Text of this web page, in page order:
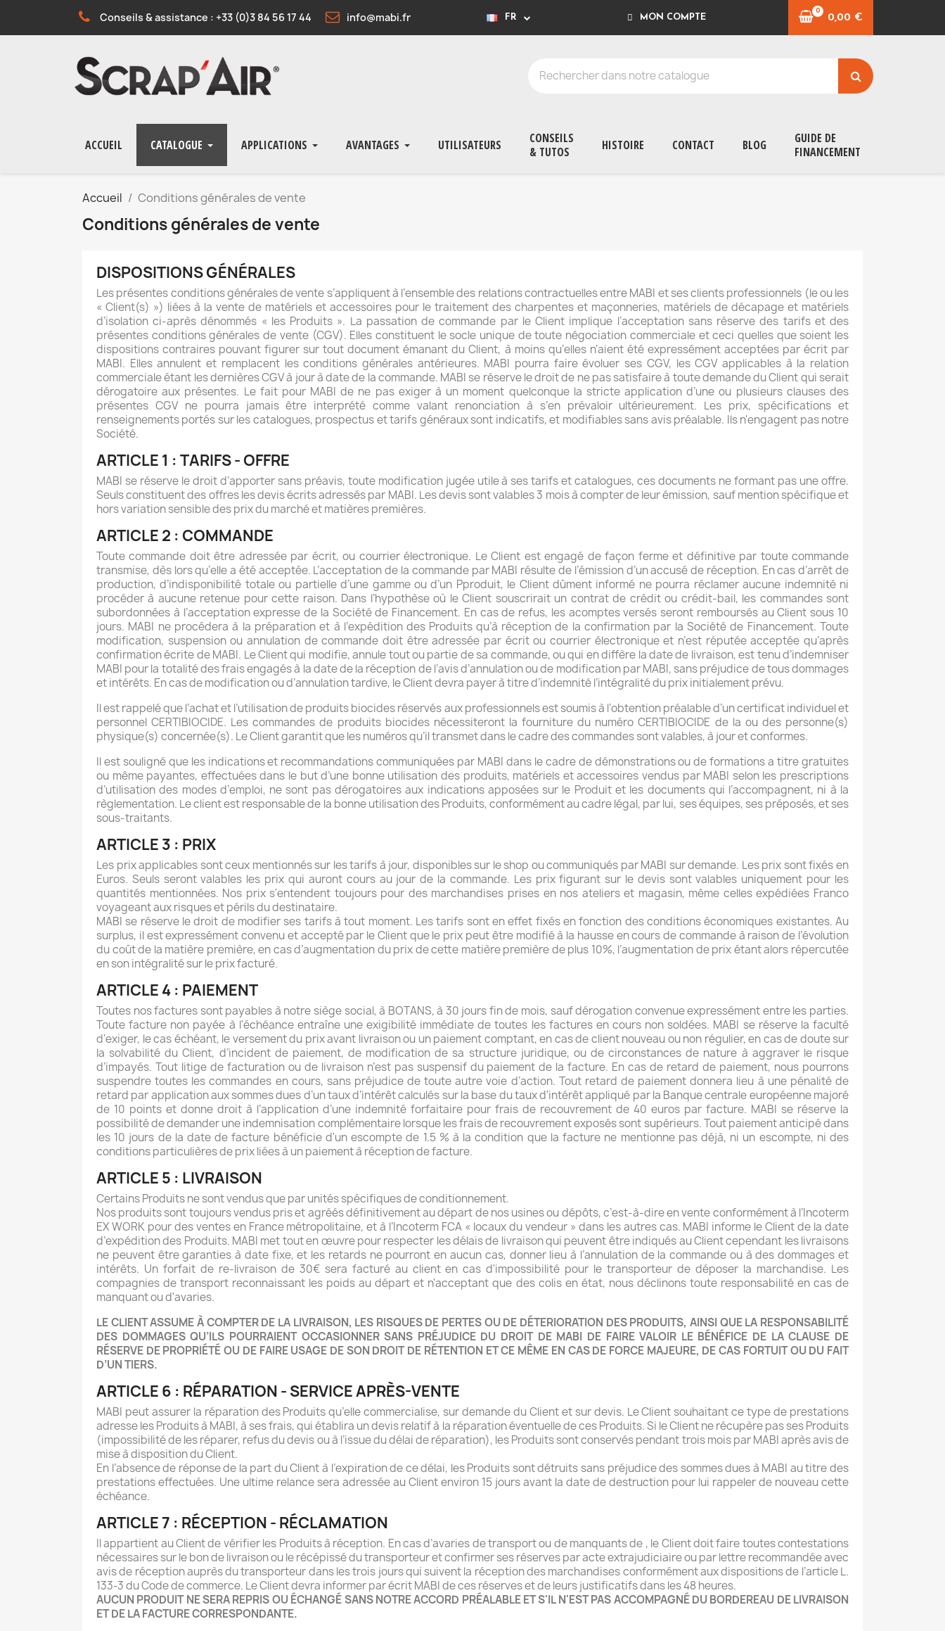
Conseils & assistance : +33 (0)3 84 56 17 44 info@mabi.fr FR MON COMPTE 0,00 €
ACCUEIL CATALOGUE APPLICATIONS AVANTAGES UTILISATEURS
CONSEILS
& TUTOS
HISTOIRE CONTACT BLOG
GUIDE DE
FINANCEMENT
Accueil Conditions générales de vente
Conditions générales de vente
DISPOSITIONS GÉNÉRALES
Les présentes conditions générales de vente s’appliquent à l’ensemble des relations contractuelles entre MABI et ses clients professionnels (le ou les
« Client(s) ») liées à la vente de matériels et accessoires pour le traitement des charpentes et maçonneries, matériels de décapage et matériels
d’isolation ci-après dénommés « les Produits ». La passation de commande par le Client implique l’acceptation sans réserve des tarifs et des
présentes conditions générales de vente (CGV). Elles constituent le socle unique de toute négociation commerciale et ceci quelles que soient les
dispositions contraires pouvant figurer sur tout document émanant du Client, à moins qu’elles n’aient été expressément acceptées par écrit par
MABI. Elles annulent et remplacent les conditions générales antérieures. MABI pourra faire évoluer ses CGV, les CGV applicables à la relation
commerciale étant les dernières CGV à jour à date de la commande. MABI se réserve le droit de ne pas satisfaire à toute demande du Client qui serait
dérogatoire aux présentes. Le fait pour MABI de ne pas exiger à un moment quelconque la stricte application d’une ou plusieurs clauses des
présentes CGV ne pourra jamais être interprété comme valant renonciation à s’en prévaloir ultérieurement. Les prix, spécifications et
renseignements portés sur les catalogues, prospectus et tarifs généraux sont indicatifs, et modifiables sans avis préalable. Ils n'engagent pas notre
Société.
ARTICLE 1 : TARIFS - OFFRE
MABI se réserve le droit d’apporter sans préavis, toute modification jugée utile à ses tarifs et catalogues, ces documents ne formant pas une offre.
Seuls constituent des offres les devis écrits adressés par MABI. Les devis sont valables 3 mois à compter de leur émission, sauf mention spécifique et
hors variation sensible des prix du marché et matières premières.
ARTICLE 2 : COMMANDE
Toute commande doit être adressée par écrit, ou courrier électronique. Le Client est engagé de façon ferme et définitive par toute commande
transmise, dès lors qu’elle a été acceptée. L’acceptation de la commande par MABI résulte de l’émission d’un accusé de réception. En cas d’arrêt de
production, d’indisponibilité totale ou partielle d’une gamme ou d’un Pproduit, le Client dûment informé ne pourra réclamer aucune indemnité ni
procéder à aucune retenue pour cette raison. Dans l’hypothèse où le Client souscrirait un contrat de crédit ou crédit-bail, les commandes sont
subordonnées à l’acceptation expresse de la Société de Financement. En cas de refus, les acomptes versés seront remboursés au Client sous 10
jours. MABI ne procédera à la préparation et à l’expédition des Produits qu’à réception de la confirmation par la Société de Financement. Toute
modification, suspension ou annulation de commande doit être adressée par écrit ou courrier électronique et n’est réputée acceptée qu’après
confirmation écrite de MABI. Le Client qui modifie, annule tout ou partie de sa commande, ou qui en diffère la date de livraison, est tenu d’indemniser
MABI pour la totalité des frais engagés à la date de la réception de l’avis d’annulation ou de modification par MABI, sans préjudice de tous dommages
et intérêts. En cas de modification ou d’annulation tardive, le Client devra payer à titre d’indemnité l’intégralité du prix initialement prévu.
Il est rappelé que l’achat et l’utilisation de produits biocides réservés aux professionnels est soumis à l’obtention préalable d’un certificat individuel et
personnel CERTIBIOCIDE. Les commandes de produits biocides nécessiteront la fourniture du numéro CERTIBIOCIDE de la ou des personne(s)
physique(s) concernée(s). Le Client garantit que les numéros qu’il transmet dans le cadre des commandes sont valables, à jour et conformes.
Il est souligné que les indications et recommandations communiquées par MABI dans le cadre de démonstrations ou de formations a titre gratuites
ou même payantes, effectuées dans le but d’une bonne utilisation des produits, matériels et accessoires vendus par MABI selon les prescriptions
d’utilisation des modes d’emploi, ne sont pas dérogatoires aux indications apposées sur le Produit et les documents qui l’accompagnent, ni à la
règlementation. Le client est responsable de la bonne utilisation des Produits, conformément au cadre légal, par lui, ses équipes, ses préposés, et ses
sous-traitants.
ARTICLE 3 : PRIX
Les prix applicables sont ceux mentionnés sur les tarifs à jour, disponibles sur le shop ou communiqués par MABI sur demande. Les prix sont fixés en
Euros. Seuls seront valables les prix qui auront cours au jour de la commande. Les prix figurant sur le devis sont valables uniquement pour les
quantités mentionnées. Nos prix s'entendent toujours pour des marchandises prises en nos ateliers et magasin, même celles expédiées Franco
voyageant aux risques et périls du destinataire.
MABI se réserve le droit de modifier ses tarifs à tout moment. Les tarifs sont en effet fixés en fonction des conditions économiques existantes. Au
surplus, il est expressément convenu et accepté par le Client que le prix peut être modifié à la hausse en cours de commande à raison de l’évolution
du coût de la matière première, en cas d’augmentation du prix de cette matière première de plus 10%, l’augmentation de prix étant alors répercutée
en son intégralité sur le prix facturé.
ARTICLE 4 : PAIEMENT
Toutes nos factures sont payables à notre siège social, à BOTANS, à 30 jours fin de mois, sauf dérogation convenue expressément entre les parties.
Toute facture non payée à l'échéance entraîne une exigibilité immédiate de toutes les factures en cours non soldées. MABI se réserve la faculté
d'exiger, le cas échéant, le versement du prix avant livraison ou un paiement comptant, en cas de client nouveau ou non régulier, en cas de doute sur
la solvabilité du Client, d’incident de paiement, de modification de sa structure juridique, ou de circonstances de nature à aggraver le risque
d’impayés. Tout litige de facturation ou de livraison n’est pas suspensif du paiement de la facture. En cas de retard de paiement, nous pourrons
suspendre toutes les commandes en cours, sans préjudice de toute autre voie d’action. Tout retard de paiement donnera lieu à une pénalité de
retard par application aux sommes dues d’un taux d’intérêt calculés sur la base du taux d'intérêt appliqué par la Banque centrale européenne majoré
de 10 points et donne droit à l’application d’une indemnité forfaitaire pour frais de recouvrement de 40 euros par facture. MABI se réserve la
possibilité de demander une indemnisation complémentaire lorsque les frais de recouvrement exposés sont supérieurs. Tout paiement anticipé dans
les 10 jours de la date de facture bénéficie d'un escompte de 1.5 % à la condition que la facture ne mentionne pas déjà, ni un escompte, ni des
conditions particulières de prix liées à un paiement à réception de facture.
ARTICLE 5 : LIVRAISON
Certains Produits ne sont vendus que par unités spécifiques de conditionnement.
Nos produits sont toujours vendus pris et agréés définitivement au départ de nos usines ou dépôts, c’est-à-dire en vente conformément à l’Incoterm
EX WORK pour des ventes en France métropolitaine, et à l’Incoterm FCA « locaux du vendeur » dans les autres cas. MABI informe le Client de la date
d’expédition des Produits. MABI met tout en œuvre pour respecter les délais de livraison qui peuvent être indiqués au Client cependant les livraisons
ne peuvent être garanties à date fixe, et les retards ne pourront en aucun cas, donner lieu à l’annulation de la commande ou à des dommages et
intérêts. Un forfait de re-livraison de 30€ sera facturé au client en cas d'impossibilité pour le transporteur de déposer la marchandise. Les
compagnies de transport reconnaissant les poids au départ et n'acceptant que des colis en état, nous déclinons toute responsabilité en cas de
manquant ou d'avaries.
LE CLIENT ASSUME À COMPTER DE LA LIVRAISON, LES RISQUES DE PERTES OU DE DÉTERIORATION DES PRODUITS, AINSI QUE LA RESPONSABILITÉ
DES DOMMAGES QU’ILS POURRAIENT OCCASIONNER SANS PRÉJUDICE DU DROIT DE MABI DE FAIRE VALOIR LE BÉNÉFICE DE LA CLAUSE DE
RÉSERVE DE PROPRIÉTÉ OU DE FAIRE USAGE DE SON DROIT DE RÉTENTION ET CE MÊME EN CAS DE FORCE MAJEURE, DE CAS FORTUIT OU DU FAIT
D’UN TIERS.
ARTICLE 6 : RÉPARATION - SERVICE APRÈS-VENTE
MABI peut assurer la réparation des Produits qu’elle commercialise, sur demande du Client et sur devis. Le Client souhaitant ce type de prestations
adresse les Produits à MABI, à ses frais, qui établira un devis relatif à la réparation éventuelle de ces Produits. Si le Client ne récupère pas ses Produits
(impossibilité de les réparer, refus du devis ou à l’issue du délai de réparation), les Produits sont conservés pendant trois mois par MABI après avis de
mise à disposition du Client.
En l’absence de réponse de la part du Client à l’expiration de ce délai, les Produits sont détruits sans préjudice des sommes dues à MABI au titre des
prestations effectuées. Une ultime relance sera adressée au Client environ 15 jours avant la date de destruction pour lui rappeler de nouveau cette
échéance.
ARTICLE 7 : RÉCEPTION - RÉCLAMATION
Il appartient au Client de vérifier les Produits à réception. En cas d’avaries de transport ou de manquants de , le Client doit faire toutes contestations
nécessaires sur le bon de livraison ou le récépissé du transporteur et confirmer ses réserves par acte extrajudiciaire ou par lettre recommandée avec
avis de réception auprès du transporteur dans les trois jours qui suivent la réception des marchandises conformément aux dispositions de l’article L.
133-3 du Code de commerce. Le Client devra informer par écrit MABI de ces réserves et de leurs justificatifs dans les 48 heures.
AUCUN PRODUIT NE SERA REPRIS OU ÉCHANGÉ SANS NOTRE ACCORD PRÉALABLE ET S'IL N'EST PAS ACCOMPAGNÉ DU BORDEREAU DE LIVRAISON
ET DE LA FACTURE CORRESPONDANTE.